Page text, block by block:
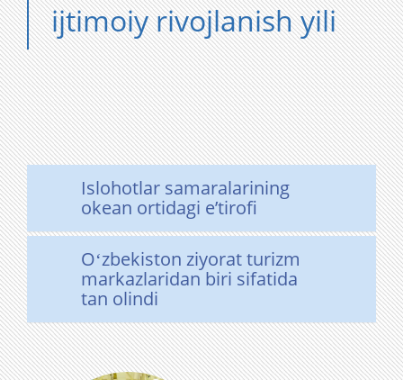
ijtimoiy rivojlanish yili
Islohotlar samaralarining
okean ortidagi eʼtirofi
Oʻzbekiston ziyorat turizm
markazlaridan biri sifatida
tan olindi